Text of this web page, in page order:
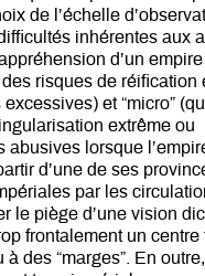
de l’échelle
inhérentes aux
d’un
des risques de réification
et “micro”
extrême ou
abusives lorsque
d’une de ses
par les
le piège d’une vision
frontalement un centre
à des “marges”. En